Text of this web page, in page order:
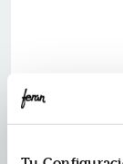
El